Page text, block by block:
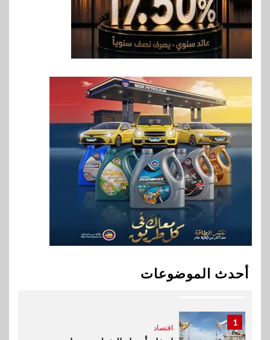
أحدث الموضوعات
فيكسد مصر و”حلول” تتشاركان
في تطوير أول منصة للسياحة
الصحية في مصر والشرق الأوسط
وأفريقيا Tour4Cure
8
سوق وصلة
هواوي: هاتف nova 15
Max بطارية ضخمة وتصميم متين
جهازًا مثاليًا للشباب
9 اقتصاد
إي اف چي فاينانس تستعرض
خطط نمو «بلد» لتعزيز حضورها
في سوق تحويلات المصريين
بالخارج
بيان توضيحي صادر عن شركة
ناتجاس
1
اقتصاد